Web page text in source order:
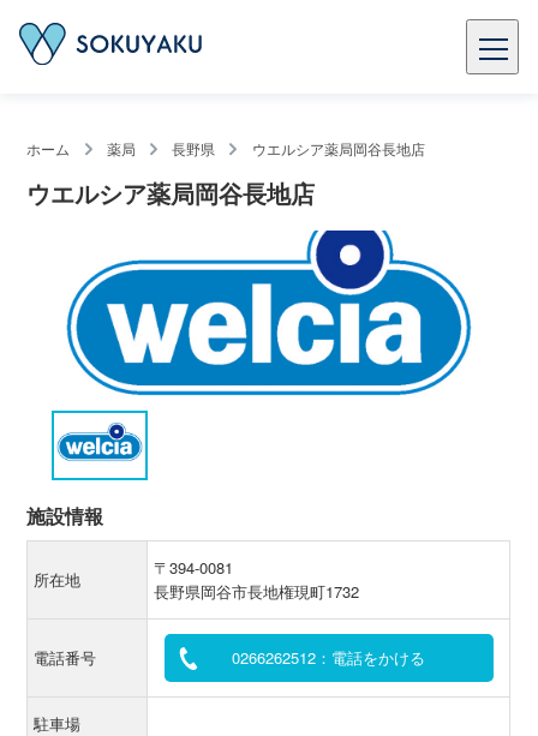
ホーム 薬局 長野県 ウエルシア薬局岡谷長地店
ウエルシア薬局岡谷長地店
施設情報
所在地
〒394-0081
長野県岡谷市長地権現町1732
電話番号 0266262512：電話をかける
駐車場